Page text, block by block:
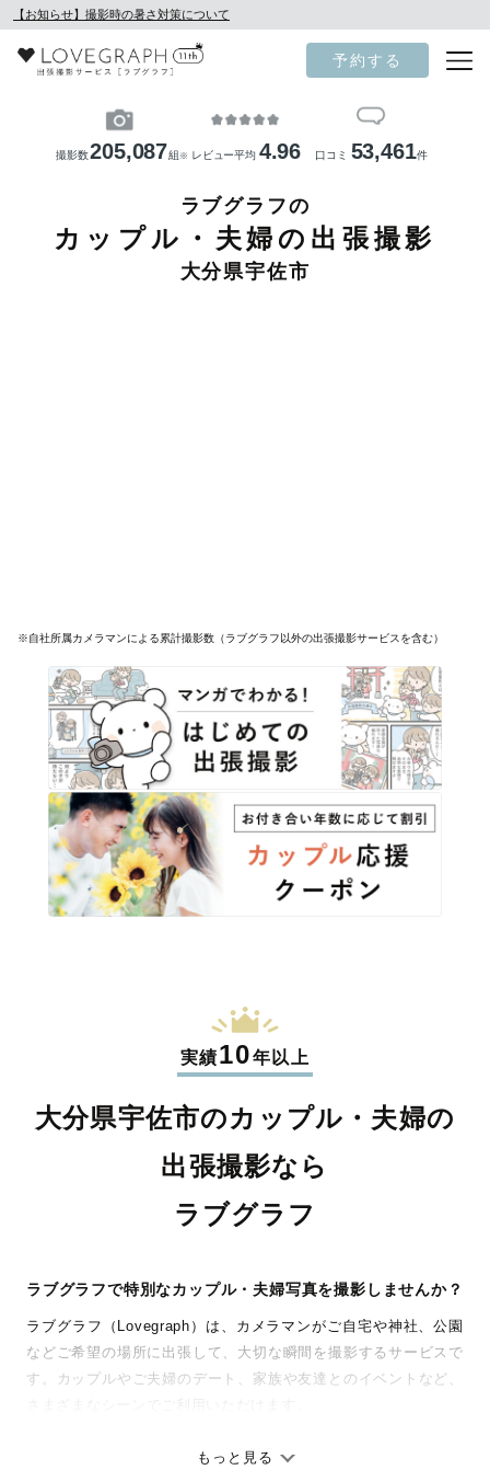
【お知らせ】撮影時の暑さ対策について
予約する
撮影数205,087組 ※ レビュー平均 4.96 口コミ 53,461件
ラブグラフの
カップル・夫婦の出張撮影
大分県宇佐市
※自社所属カメラマンによる累計撮影数（ラブグラフ以外の出張撮影サービスを含む）
実績10年以上
大分県宇佐市のカップル・夫婦の
出張撮影なら
ラブグラフ
ラブグラフで特別なカップル・夫婦写真を撮影しませんか？
ラブグラフ（Lovegraph）は、カメラマンがご自宅や神社、公園
などご希望の場所に出張して、大切な瞬間を撮影するサービスで
す。カップルやご夫婦のデート、家族や友達とのイベントなど、
ありのままの空気感を大切に、何十年経っても見返したくなるよ
もっと見る